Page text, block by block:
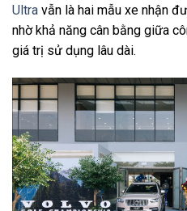
Ultra vẫn là hai mẫu xe nhận
nhờ khả năng cân bằng giữa
giá trị sử dụng lâu dài.